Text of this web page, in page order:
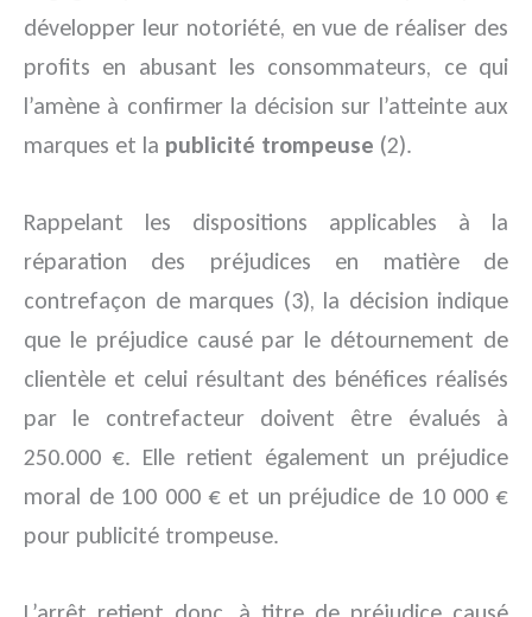
développer leur notoriété, en vue de réaliser des
profits en abusant les consommateurs, ce qui
l’amène à confirmer la décision sur l’atteinte aux
marques et la publicité trompeuse (2).
Rappelant les dispositions applicables à la
réparation des préjudices en matière de
contrefaçon de marques (3), la décision indique
que le préjudice causé par le détournement de
clientèle et celui résultant des bénéfices réalisés
par le contrefacteur doivent être évalués à
250.000 €. Elle retient également un préjudice
moral de 100 000 € et un préjudice de 10 000 €
pour publicité trompeuse.